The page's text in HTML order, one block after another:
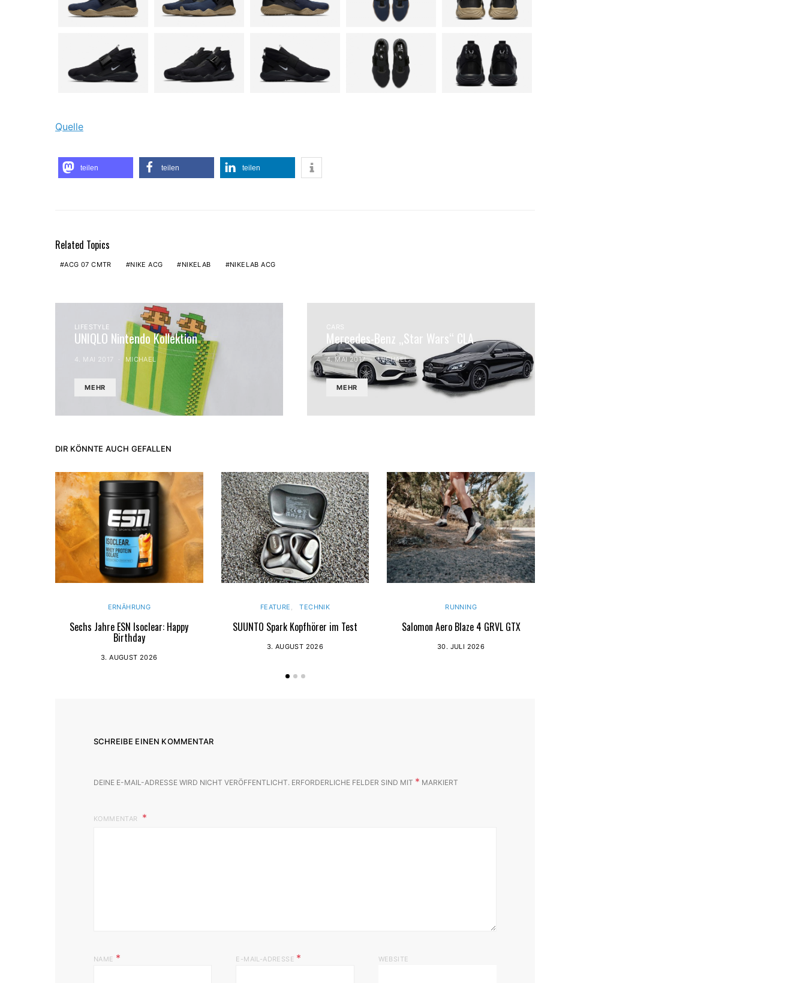
Quelle
teilen teilen teilen
Related Topics
ACG 07 CMTR NIKE ACG NIKELAB NIKELAB ACG
LIFESTYLE
UNIQLO Nintendo Kollektion
4. MAI 2017 MICHAEL
MEHR
CARS
Mercedes-Benz „Star Wars“ CLA
4. MAI 2017 MICHAEL
MEHR
DIR KÖNNTE AUCH GEFALLEN
ERNÄHRUNG
Sechs Jahre ESN Isoclear: Happy
Birthday
3. AUGUST 2026
FEATURE TECHNIK
SUUNTO Spark Kopfhörer im Test
3. AUGUST 2026
RUNNING
Salomon Aero Blaze 4 GRVL GTX
30. JULI 2026
SCHREIBE EINEN KOMMENTAR
DEINE E-MAIL-ADRESSE WIRD NICHT VERÖFFENTLICHT. ERFORDERLICHE FELDER SIND MIT * MARKIERT
KOMMENTAR
NAME * E-MAIL-ADRESSE * WEBSITE